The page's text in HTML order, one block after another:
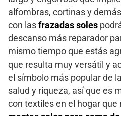
alfombras, cortinas y
con las frazadas soles
descanso más reparador
mismo tiempo que estás
que resulta muy versátil y
el símbolo más popular de
salud y riqueza, así que es
con textiles en el hogar que